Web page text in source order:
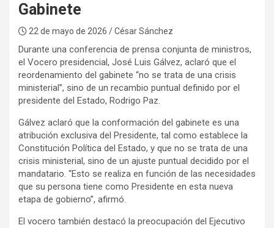
Gabinete
22 de mayo de 2026 / César Sánchez
Durante una conferencia de prensa conjunta de ministros,
el Vocero presidencial, José Luis Gálvez, aclaró que el
reordenamiento del gabinete “no se trata de una crisis
ministerial”, sino de un recambio puntual definido por el
presidente del Estado, Rodrigo Paz.
Gálvez aclaró que la conformación del gabinete es una
atribución exclusiva del Presidente, tal como establece la
Constitución Política del Estado, y que no se trata de una
crisis ministerial, sino de un ajuste puntual decidido por el
mandatario. “Esto se realiza en función de las necesidades
que su persona tiene como Presidente en esta nueva
etapa de gobierno”, afirmó.
El vocero también destacó la preocupación del Ejecutivo